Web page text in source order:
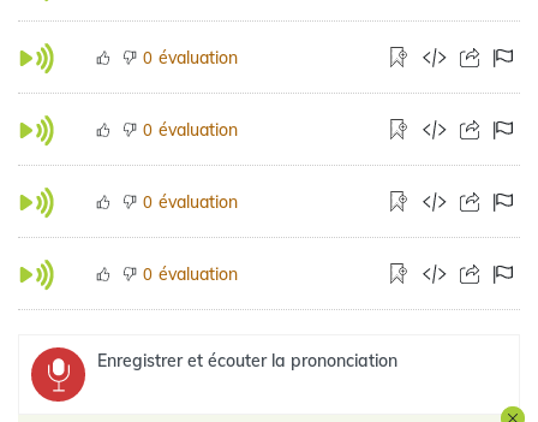
0 évaluation
0 évaluation
0 évaluation
0 évaluation
Enregistrer et écouter la prononciation